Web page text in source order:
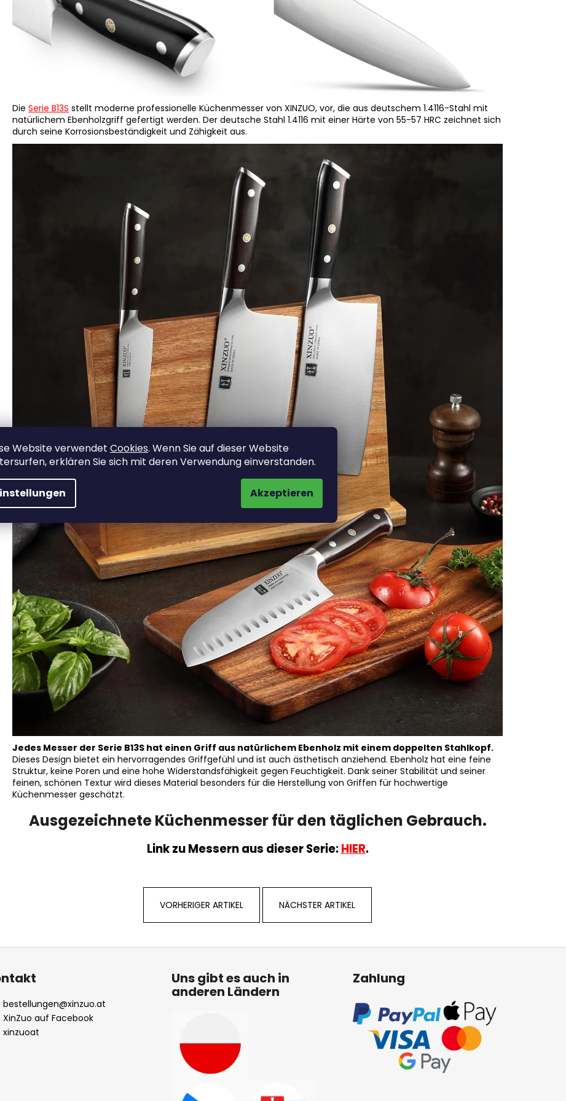
Website verwendet Cookies. Wenn Sie auf dieser Website
erklären Sie sich mit deren Verwendung einverstanden.
Akzeptieren
Die Serie B13S stellt moderne professionelle Küchenmesser von XINZUO, vor, die aus deutschem 1.4116-Stahl mit
natürlichem Ebenholzgriff gefertigt werden. Der deutsche Stahl 1.4116 mit einer Härte von 55-57 HRC zeichnet sich
durch seine Korrosionsbeständigkeit und Zähigkeit aus.
Jedes Messer der Serie B13S hat einen Griff aus natürlichem Ebenholz mit einem doppelten Stahlkopf.
Dieses Design bietet ein hervorragendes Griffgefühl und ist auch ästhetisch anziehend. Ebenholz hat eine feine
Struktur, keine Poren und eine hohe Widerstandsfähigkeit gegen Feuchtigkeit. Dank seiner Stabilität und seiner
feinen, schönen Textur wird dieses Material besonders für die Herstellung von Griffen für hochwertige
Küchenmesser geschätzt.
Ausgezeichnete Küchenmesser für den täglichen Gebrauch.
Link zu Messern aus dieser Serie:HIER.
VORHERIGER ARTIKEL NÄCHSTER ARTIKEL
bestellungen@xinzuo.at
XinZuo auf Facebook
xinzuoat
Uns gibt es auch in
anderen Ländern
Zahlung